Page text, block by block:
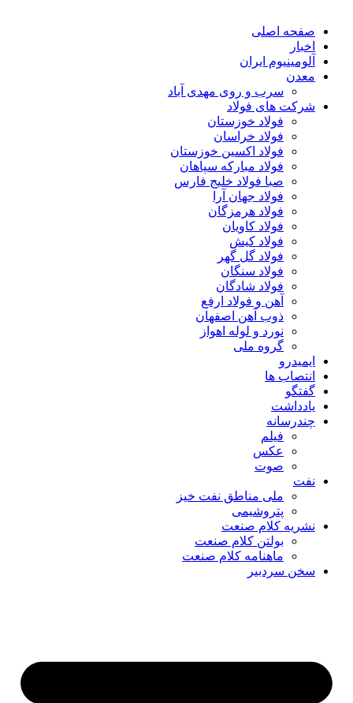
صفحه اصلی
اخبار
آلومینیوم ایران
معدن
سرب و روی مهدی آباد
شرکت های فولاد
فولاد خوزستان
فولاد خراسان
فولاد اکسین خوزستان
فولاد مبارکه سپاهان
صبا فولاد خلیج فارس
فولاد جهان آرا
فولاد هرمزگان
فولاد کاویان
فولاد کیش
فولاد گل گهر
فولاد سنگان
فولاد شادگان
آهن و فولاد ارفع
ذوب آهن اصفهان
نورد و لوله اهواز
گروه ملی
ایمیدرو
انتصاب ها
گفتگو
یادداشت
چندرسانه
فیلم
عکس
صوت
نفت
ملی مناطق نفت خیز
پتروشیمی
نشریه کلام صنعت
بولتن کلام صنعت
ماهنامه کلام صنعت
سخن سردبیر